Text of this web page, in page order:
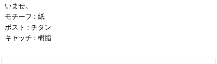
いませ。
モチーフ : 紙
ポスト : チタン
キャッチ : 樹脂